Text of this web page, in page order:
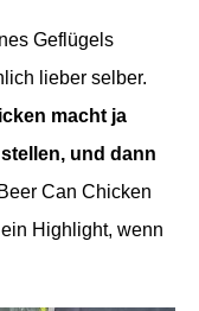
Geflügels
lieber selber.
macht ja
und dann
Can Chicken
Highlight, wenn